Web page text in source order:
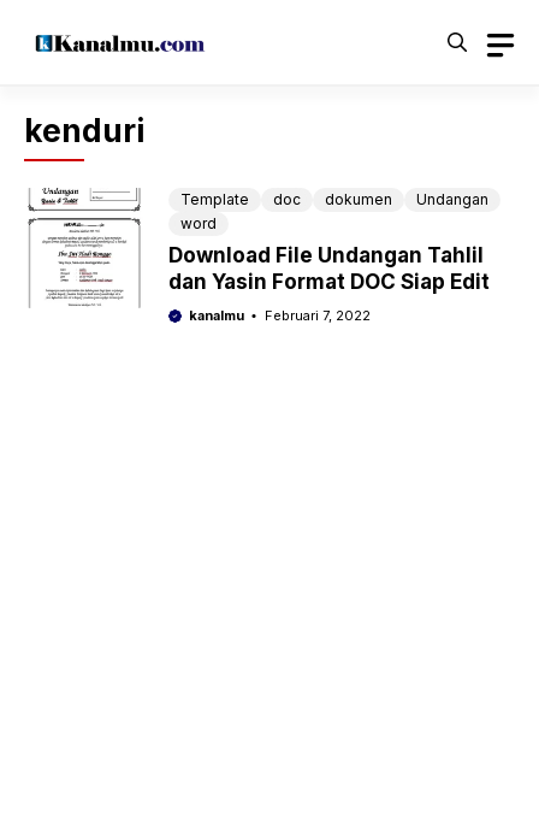
kenduri
Template doc dokumen
Undangan
word
Download File Undangan Tahlil
dan Yasin Format DOC Siap Edit
kanalmu Februari 7, 2022